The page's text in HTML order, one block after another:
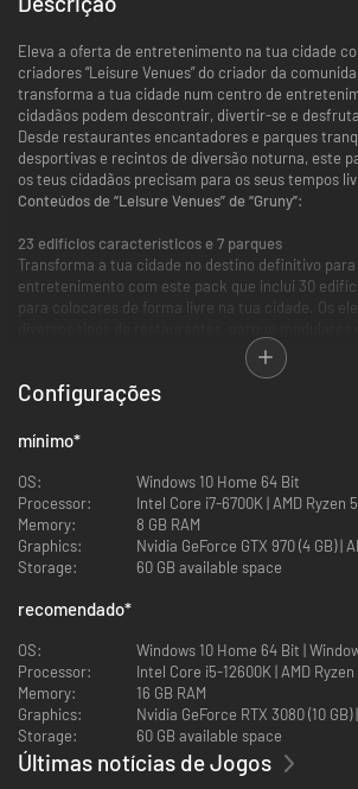
Eleva a oferta de entretenimento na tua cidade
criadores “Leisure Venues” do criador da
transforma a tua cidade num centro de
cidadãos podem descontrair, divertir-se e
Desde restaurantes encantadores e parques
desportivas e recintos de diversão noturna, este
os teus cidadãos precisam para os seus tempos
Conteúdos de “Leisure Venues” de “Gruny”:
23 edifícios característicos e 7 parques
Transforma a tua cidade no destino definitivo para
entretenimento com este pack que inclui 30
para colocares de forma livre na tua cidade. Os
desportivas. Inclui também um complexo de
como uma arena de esports, um museu e um
Edifícios característicos:
Riverside Grill
The Lobster Tail
SteakHouse
Oasis Kitchen
The Forum of Arts
Espresso On-The-Go
Fleur de thé
Gusto Gelato
Nitro Kingdom
Pinfall Palace
Apotheke
Sunset Brewery
Horizon Lounge
Configurações
mínimo*
OS:
Windows 10 Home 64 Bit
Processor:
Intel Core i7-6700K | AMD Ryzen
Memory:
8 GB RAM
Graphics:
Storage:
60 GB available space
recomendado*
OS:
Windows 10 Home 64 Bit |
Processor:
Intel Core i5-12600K | AMD Ryzen
Memory:
16 GB RAM
Graphics:
Nvidia GeForce RTX 3080 (10 GB)
Storage:
60 GB available space
Últimas notícias de Jogos